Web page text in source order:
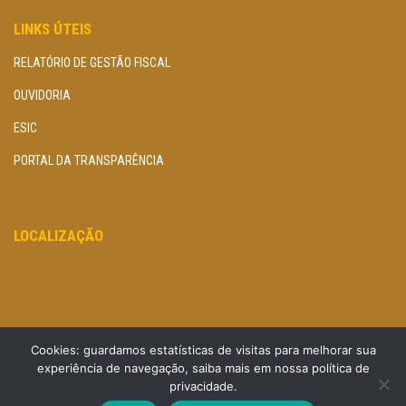
LINKS ÚTEIS
RELATÓRIO DE GESTÃO FISCAL
OUVIDORIA
ESIC
PORTAL DA TRANSPARÊNCIA
LOCALIZAÇÃO
Cookies: guardamos estatísticas de visitas para melhorar sua
experiência de navegação, saiba mais em nossa política de
privacidade.